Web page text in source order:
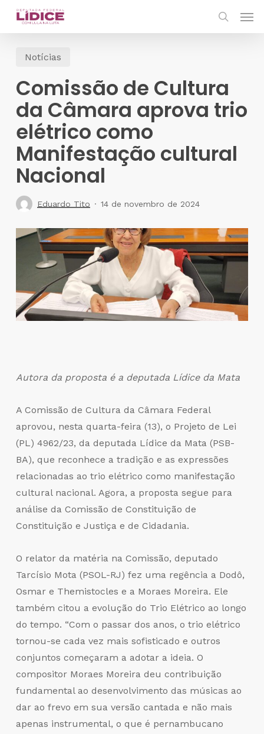
Skip
contentNotícias
Comissão de Cultura
da Câmara aprova trio
elétrico como
Manifestação cultural
Nacional
Eduardo Tito 14 de novembro de 2024
Autora da proposta é a deputada Lídice da Mata
A Comissão de Cultura da Câmara Federal
aprovou, nesta quarta-feira (13), o Projeto de Lei
(PL) 4962/23, da deputada Lídice da Mata (PSB-
BA), que reconhece a tradição e as expressões
relacionadas ao trio elétrico como manifestação
cultural nacional. Agora, a proposta segue para
análise da Comissão de Constituição de
Constituição e Justiça e de Cidadania.
O relator da matéria na Comissão, deputado
Tarcísio Mota (PSOL-RJ) fez uma regência a Dodô,
Osmar e Themistocles e a Moraes Moreira. Ele
também citou a evolução do Trio Elétrico ao longo
do tempo. “Com o passar dos anos, o trio elétrico
tornou-se cada vez mais sofisticado e outros
conjuntos começaram a adotar a ideia. O
compositor Moraes Moreira deu contribuição
fundamental ao desenvolvimento das músicas ao
dar ao frevo em sua versão cantada e não mais
apenas instrumental, o que é pernambucano